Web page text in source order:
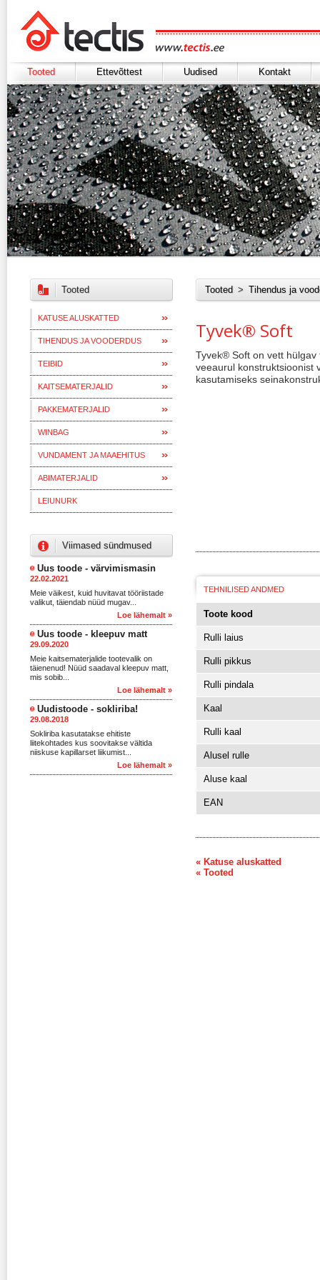
Tooted Ettevõttest Uudised Kontakt
Tooted
KATUSE ALUSKATTED
TIHENDUS JA VOODERDUS
TEIBID
KAITSEMATERJALID
PAKKEMATERJALID
WINBAG
VUNDAMENT JA MAAEHITUS
ABIMATERJALID
LEIUNURK
Viimased sündmused
Uus toode - värvimismasin
22.02.2021
Meie väikest, kuid huvitavat tööriistade
valikut, täiendab nüüd mugav...
Loe lähemalt »
Uus toode - kleepuv matt
29.09.2020
Meie kaitsematerjalide tootevalik on
täienenud! Nüüd saadaval kleepuv matt,
mis sobib...
Loe lähemalt »
Uudistoode - sokliriba!
29.08.2018
Sokliriba kasutatakse ehitiste
liitekohtades kus soovitakse vältida
niiskuse kapillarset liikumist...
Loe lähemalt »
Tooted > Tihendus ja
Tyvek® Soft
Tyvek® Soft on vett
veeaurul konstruktsioonist
kasutamiseks
TEHNILISED ANDMED
Toote kood
Rulli laius
Rulli pikkus
Rulli pindala
Kaal
Rulli kaal
Alusel rulle
Aluse kaal
EAN
« Katuse aluskatted
« Tooted